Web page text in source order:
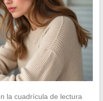
la cuadrícula de lectura